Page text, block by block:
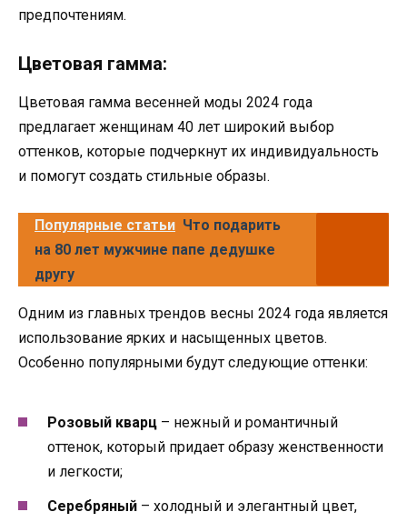
предпочтениям.
Цветовая гамма:
Цветовая гамма весенней моды 2024 года
предлагает женщинам 40 лет широкий выбор
оттенков, которые подчеркнут их индивидуальность
и помогут создать стильные образы.
Популярные статьи Что подарить
на 80 лет мужчине папе дедушке
другу
Одним из главных трендов весны 2024 года является
использование ярких и насыщенных цветов.
Особенно популярными будут следующие оттенки:
Розовый кварц – нежный и романтичный
оттенок, который придает образу женственности
и легкости;
Серебряный – холодный и элегантный цвет,